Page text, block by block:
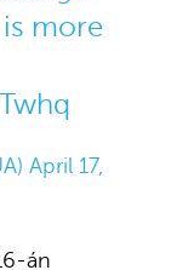
more
April 17,
án